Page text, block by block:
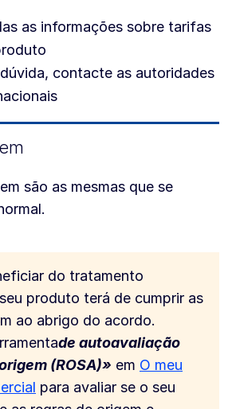
as informações sobre tarifas
contacte as autoridades
são as mesmas que se
do tratamento
produto terá de cumprir as
ao abrigo do acordo.
de autoavaliação
(ROSA)» em O meu
para avaliar se o seu